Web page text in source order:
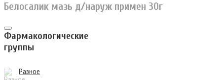
Белосалик мазь д/наруж примен 30г
Фармакологические
группы
Разное